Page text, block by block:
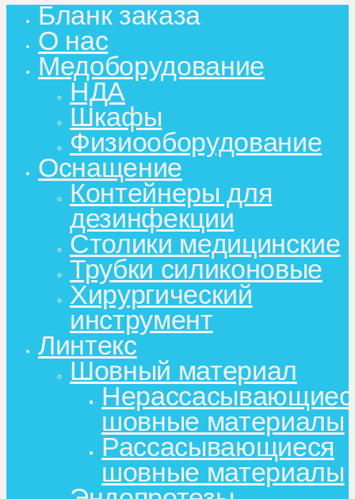
Бланк заказа
О нас
Медоборудование
НДА
Шкафы
Физиооборудование
Оснащение
Контейнеры для
дезинфекции
Столики медицинские
Трубки силиконовые
Хирургический
инструмент
Линтекс
Шовный материал
шовные материалы
Рассасывающиеся
шовные материалы